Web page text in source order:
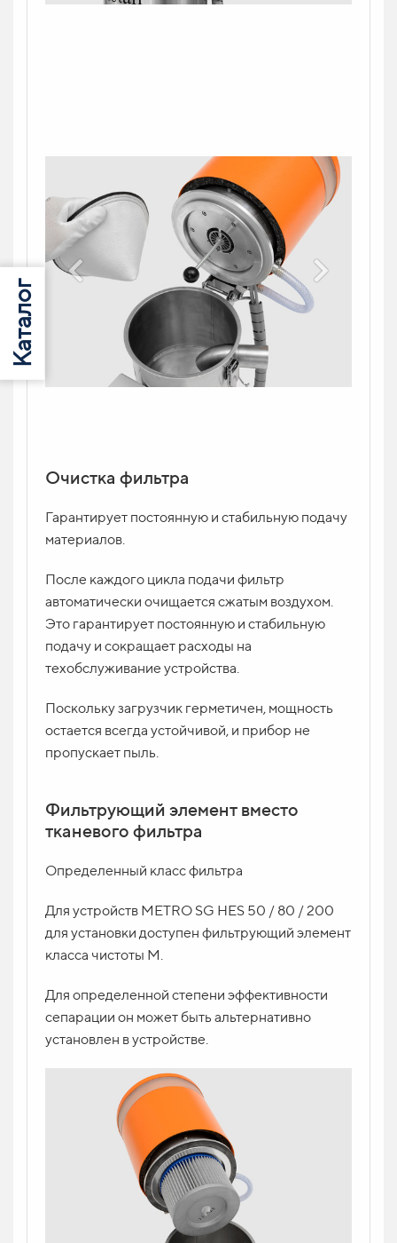
Очистка фильтра
Гарантирует постоянную и стабильную подачу
материалов.
После каждого цикла подачи фильтр
автоматически очищается сжатым воздухом.
Это гарантирует постоянную и стабильную
подачу и сокращает расходы на
техобслуживание устройства.
Поскольку загрузчик герметичен, мощность
остается всегда устойчивой, и прибор не
пропускает пыль.
Фильтрующий элемент вместо
тканевого фильтра
Определенный класс фильтра
Для устройств METRO SG HES 50 / 80 / 200
для установки доступен фильтрующий элемент
класса чистоты M.
Для определенной степени эффективности
сепарации он может быть альтернативно
установлен в устройстве.